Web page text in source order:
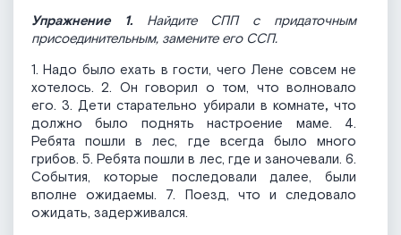
Упражнение 1.
Найдите СПП с придаточным
присоединительным, замените его ССП.
1. Надо было ехать в гости, чего Лене совсем не
хотелось. 2. Он говорил о том, что волновало
его. 3. Дети старательно убирали в комнате,что
должно было поднять настроение маме. 4.
Ребята пошли в лес, где всегда было много
грибов. 5. Ребята пошли в лес, где и заночевали. 6.
События, которые последовали далее, были
вполне ожидаемы. 7. Поезд, что и следовало
ожидать, задерживался.